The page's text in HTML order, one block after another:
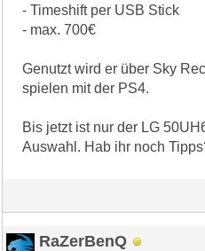
- Timeshift per USB Stick
- max. 700€
Genutzt wird er über Sky
spielen mit der PS4.
Bis jetzt ist nur der LG
Auswahl. Hab ihr noch
RaZerBenQ